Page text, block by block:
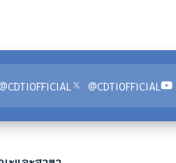
@CDTIOFFICIAL